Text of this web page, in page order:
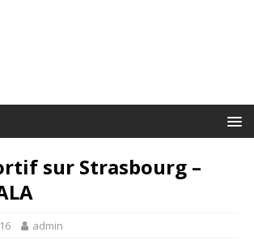
sur Strasbourg –
admin